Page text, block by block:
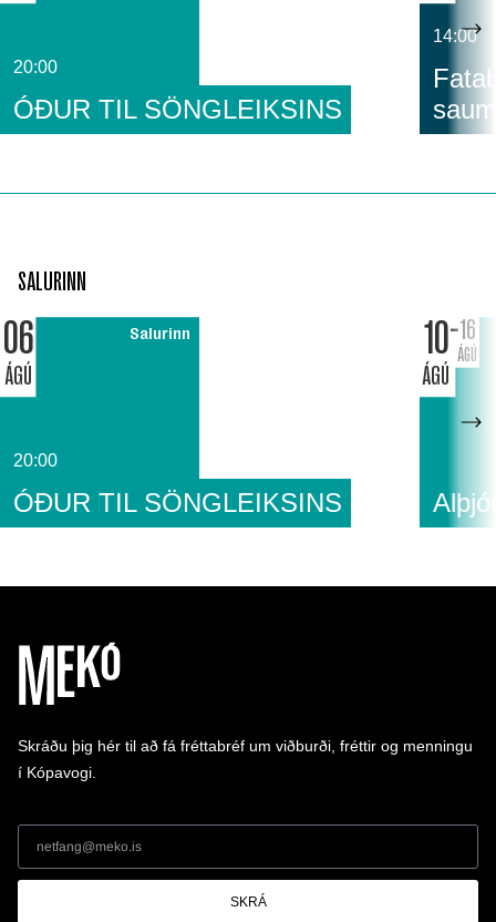
20:00
ÓÐUR TIL SÖNGLEIKSINS
14:00
SALURINN
06
ÁGÚ
Salurinn
20:00
ÓÐUR TIL SÖNGLEIKSINS
10
ÁGÚ
16
ÁGÚ
Skráðu þig hér til að fá fréttabréf um viðburði, fréttir og menningu
í Kópavogi.
SKRÁ